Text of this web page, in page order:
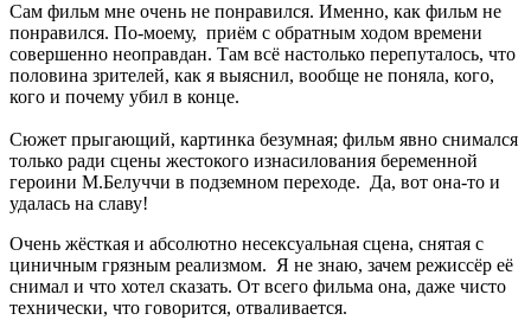
Сам фильм мне очень не понравился. Именно, как фильм не
понравился. По-моему, приём с обратным ходом времени
совершенно неоправдан. Там всё настолько перепуталось, что
половина зрителей, как я выяснил, вообще не поняла, кого,
кого и почему убил в конце.
Сюжет прыгающий, картинка безумная; фильм явно снимался
только ради сцены жестокого изнасилования беременной
героини М.Белуччи в подземном переходе. Да, вот она-то и
удалась на славу!
Очень жёсткая и абсолютно несексуальная сцена, снятая с
циничным грязным реализмом. Я не знаю, зачем режиссёр её
снимал и что хотел сказать. От всего фильма она, даже чисто
технически, что говорится, отваливается.